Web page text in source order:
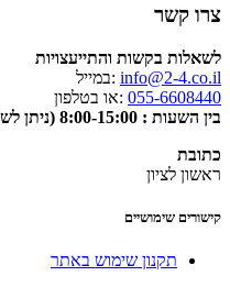
צרו קשר
לשאלות בקשות והתייעצויות
info@2-4.co.il :במייל
055-6608440 :או בטלפון
בין השעות : 8:00-15:00 (ניתן לשלוח גם וואטסאפ)
כתובת
ראשון לציון
קישורים שימושיים
תקנון שימוש באתר